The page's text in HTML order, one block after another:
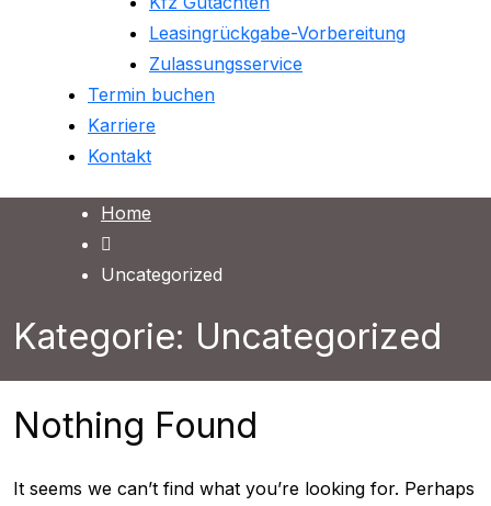
Leasingrückgabe-Vorbereitung
Zulassungsservice
Termin buchen
Karriere
Kontakt
Home
Uncategorized
Kategorie: Uncategorized
Nothing Found
It seems we can’t find what you’re looking for. Perhaps